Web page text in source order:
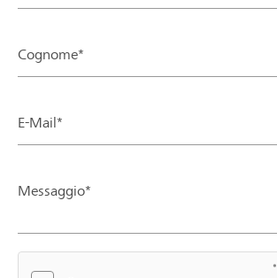
Cognome*
E-Mail*
Messaggio*